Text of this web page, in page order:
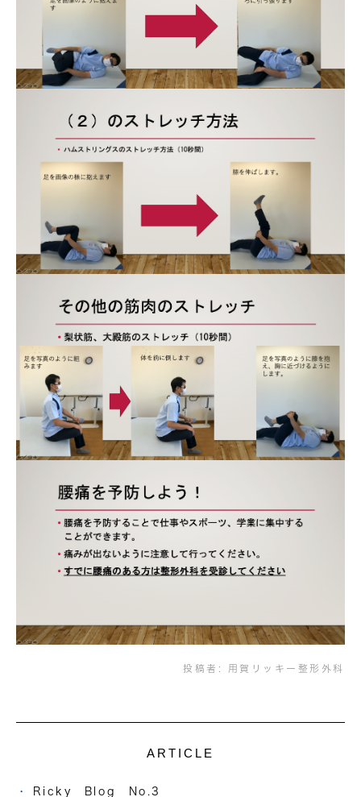
投稿者: 用賀リッキー整形外科
ARTICLE
Ricky Blog No.3